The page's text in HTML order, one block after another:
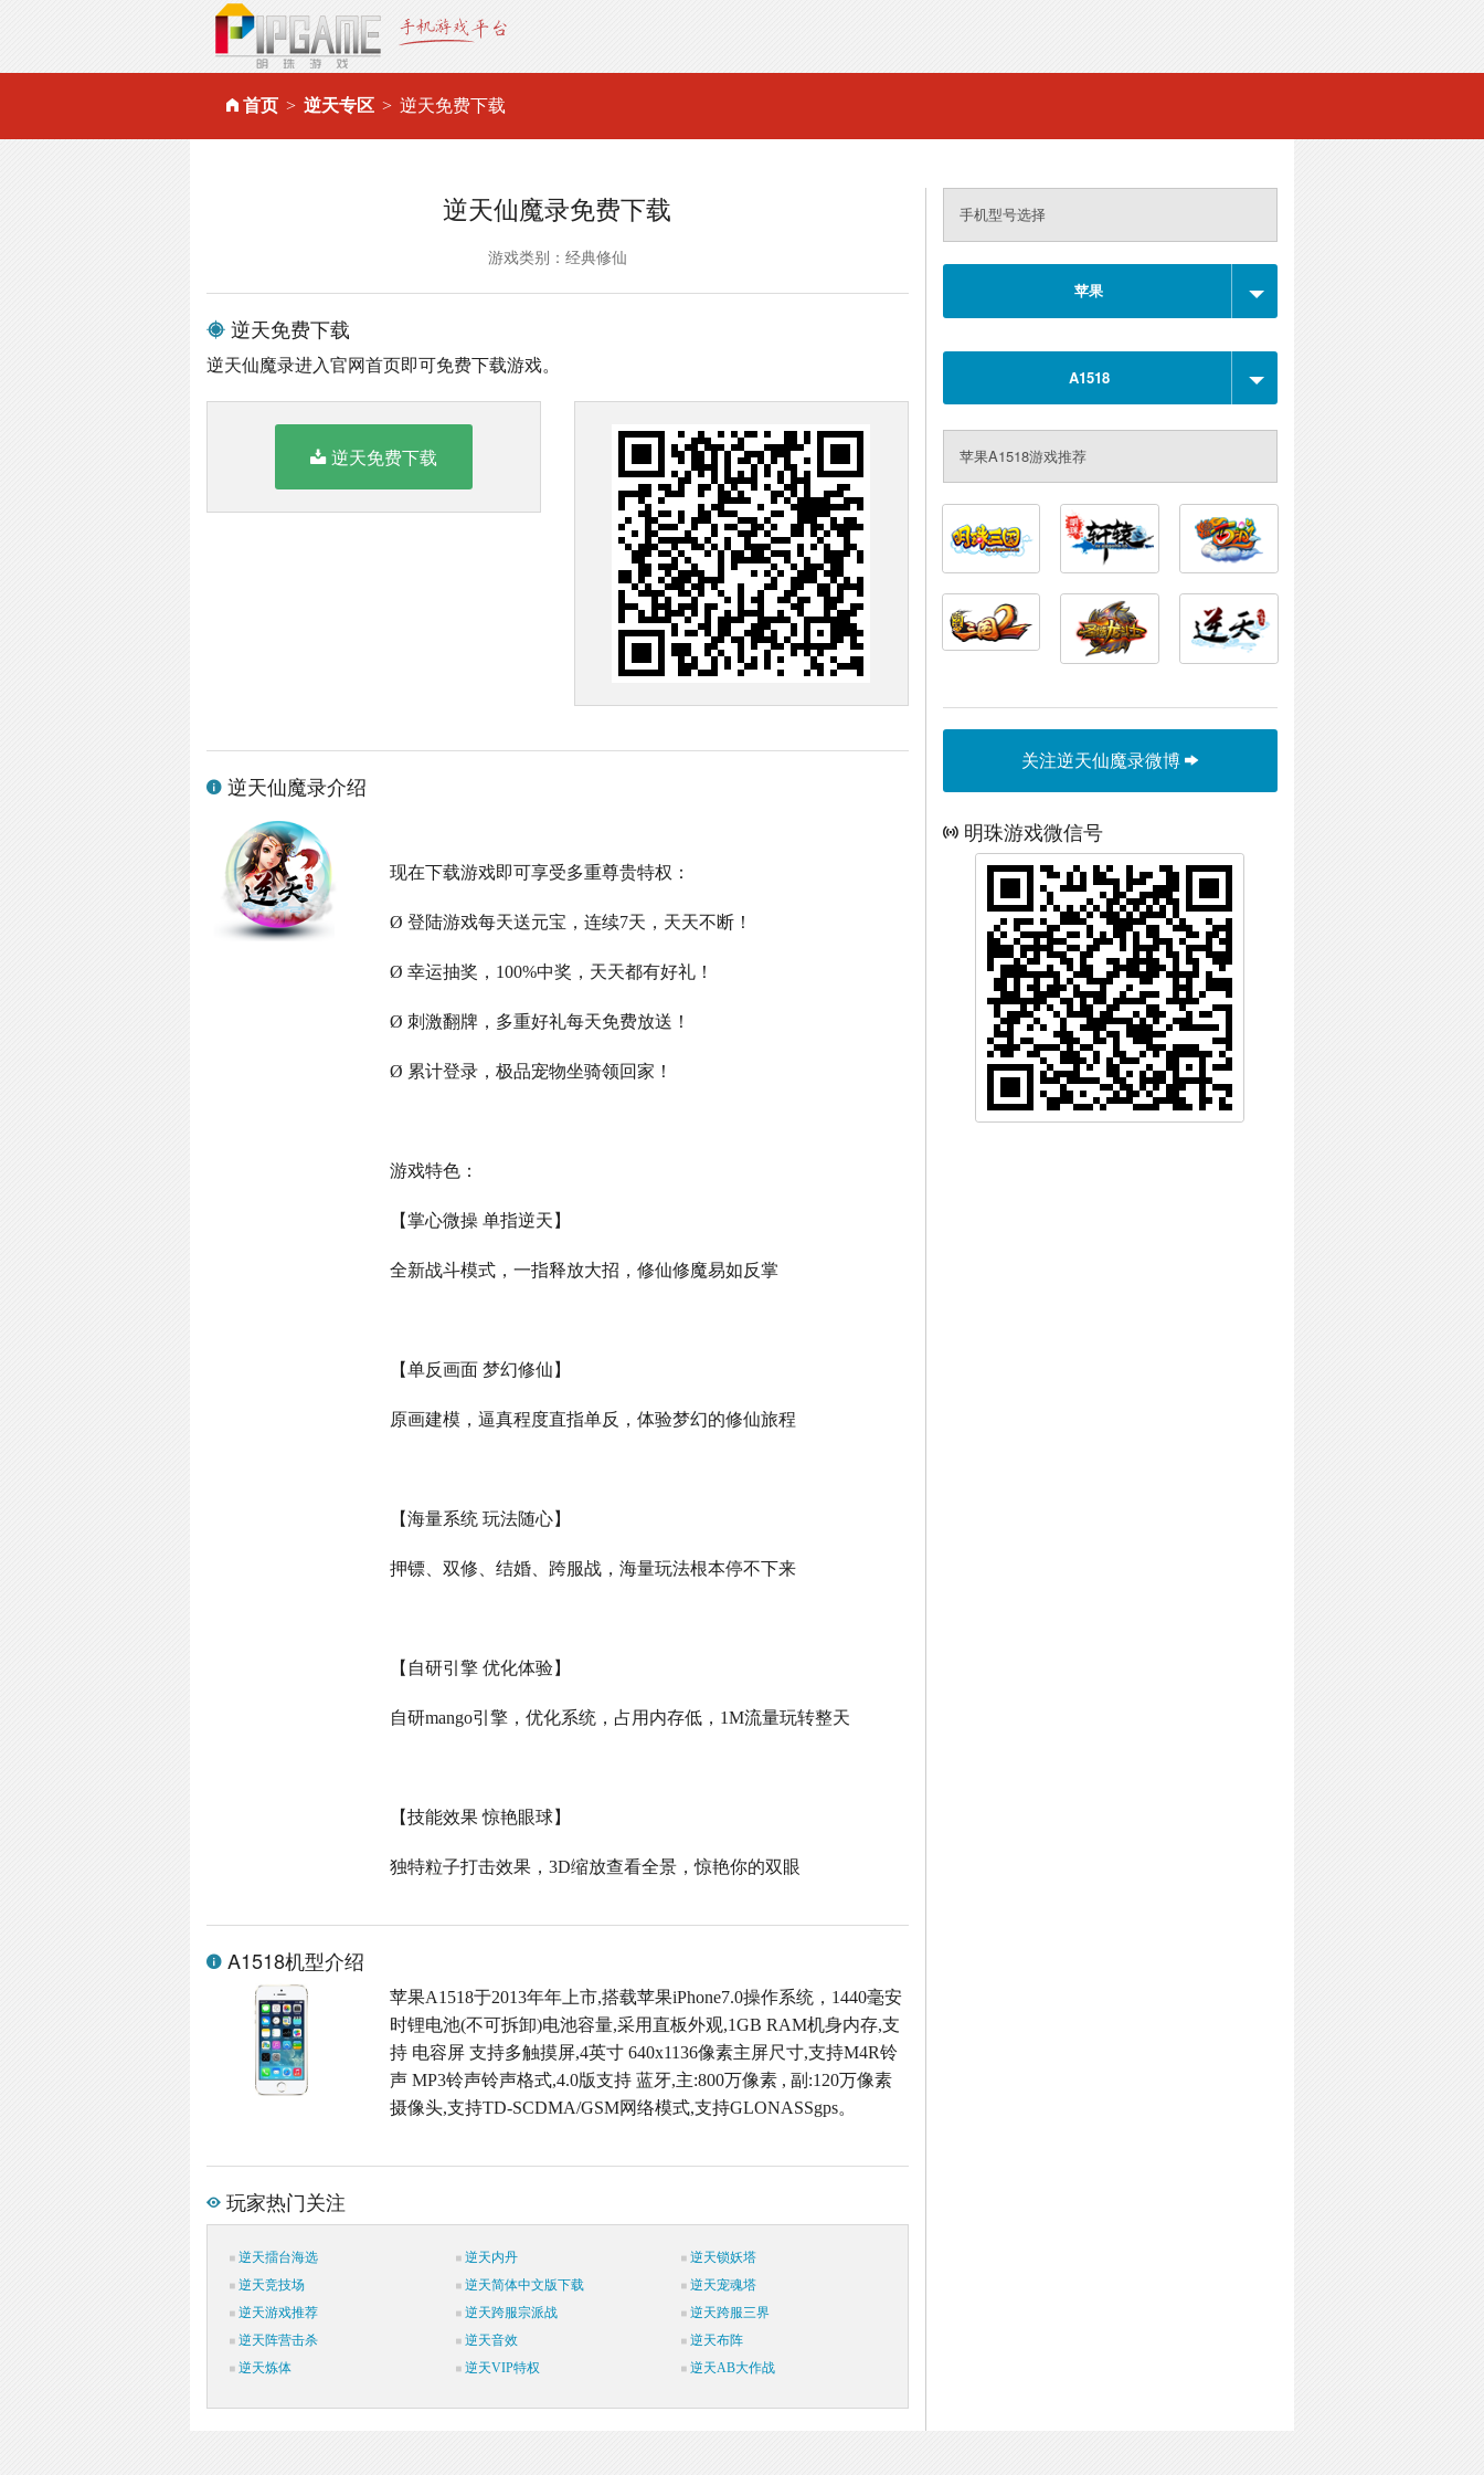
首页 逆天专区 逆天免费下载
逆天仙魔录免费下载
游戏类别：经典修仙
逆天免费下载
逆天仙魔录进入官网首页即可免费下载游戏。
逆天免费下载
逆天仙魔录介绍
现在下载游戏即可享受多重尊贵特权：
Ø 登陆游戏每天送元宝，连续7天，天天不断！
Ø 幸运抽奖，100%中奖，天天都有好礼！
Ø 刺激翻牌，多重好礼每天免费放送！
Ø 累计登录，极品宠物坐骑领回家！
游戏特色：
【掌心微操 单指逆天】
全新战斗模式，一指释放大招，修仙修魔易如反掌
【单反画面 梦幻修仙】
原画建模，逼真程度直指单反，体验梦幻的修仙旅程
【海量系统 玩法随心】
押镖、双修、结婚、跨服战，海量玩法根本停不下来
【自研引擎 优化体验】
自研mango引擎，优化系统，占用内存低， 1M流量玩转整天
【技能效果 惊艳眼球】
独特粒子打击效果，3D缩放查看全景，惊艳你的双眼
A1518机型介绍
苹果A1518于2013年年上市,搭载苹果iPhone7.0操作系统，1440毫安
时锂电池(不可拆卸)电池容量,采用直板外观,1GB RAM机身内存,支
持 电容屏 支持多触摸屏,4英寸 640x1136像素主屏尺寸,支持M4R铃
声 MP3铃声铃声格式,4.0版支持 蓝牙,主:800万像素 , 副:120万像素
摄像头,支持TD-SCDMA/GSM网络模式,支持GLONASSgps。
玩家热门关注
逆天擂台海选 逆天内丹
逆天锁妖塔
逆天竞技场
逆天简体中文版下载
逆天宠魂塔
逆天游戏推荐
逆天跨服宗派战
逆天跨服三界
逆天阵营击杀
逆天音效
逆天布阵
逆天炼体
逆天VIP特权 逆天AB大作战
手机型号选择
苹果
A1518
苹果A1518游戏推荐
关注逆天仙魔录微博
明珠游戏微信号